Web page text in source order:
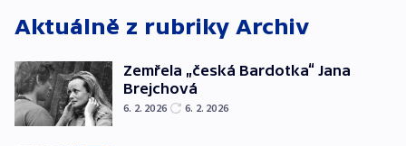
Aktuálně z rubriky Archiv
Zemřela „česká Bardotka“ Jana
Brejchová
6. 2. 2026 6. 2. 2026